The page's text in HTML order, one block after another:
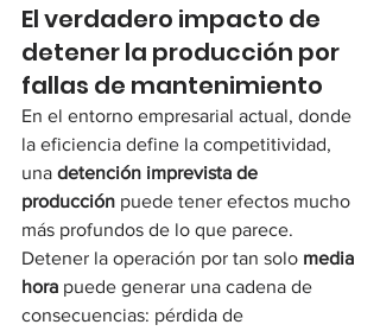
El verdadero impacto de
detener la producción por
fallas de mantenimiento
En el entorno empresarial actual, donde
la eficiencia define la competitividad,
una detención imprevista de
producción puede tener efectos mucho
más profundos de lo que parece.
Detener la operación por tan solo media
hora puede generar una cadena de
consecuencias: pérdida de